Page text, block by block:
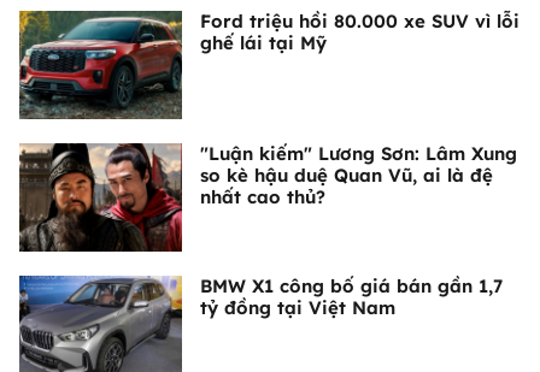
Ford triệu hồi 80.000 xe SUV vì lỗi
ghế lái tại Mỹ
"Luận kiếm" Lương Sơn: Lâm Xung
so kè hậu duệ Quan Vũ, ai là đệ
nhất cao thủ?
BMW X1 công bố giá bán gần 1,7
tỷ đồng tại Việt Nam